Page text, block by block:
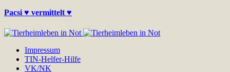
Pacsi ♥ vermittelt ♥
Impressum
TIN-Helfer-Hilfe
VK/NK